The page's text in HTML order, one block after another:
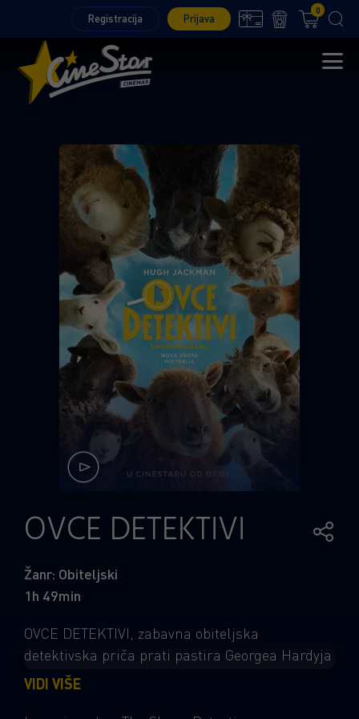
Registracija Prijava
0
OVCE DETEKTIVI
Žanr: Obiteljski
1h 49min
OVCE DETEKTIVI, zabavna obiteljska
detektivska priča prati pastira Georgea Hardyja
(Hugh Jackman) koji obožava svoje ovce i svake
VIDI VIŠE